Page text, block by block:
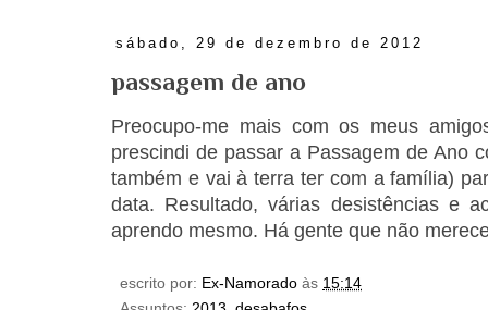
sábado, 29 de dezembro de 2012
passagem de ano
Preocupo-me mais com os meus
prescindi de passar a Passagem de Ano
também e vai à terra ter com a família)
data. Resultado, várias desistências e
aprendo mesmo. Há gente que não
escrito por: Ex-Namorado às 15:14